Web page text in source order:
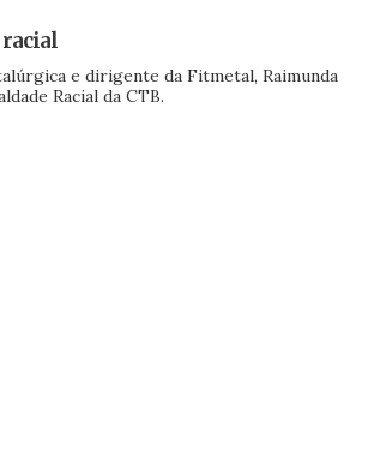
racial
e dirigente da Fitmetal, Raimunda
Racial da CTB.